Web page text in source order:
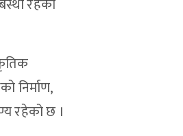
रहेको
निर्माण,
रहेको छ ।